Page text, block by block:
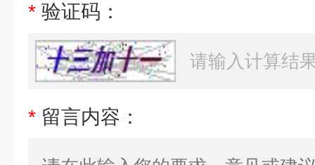
* 验证码：
* 留言内容：